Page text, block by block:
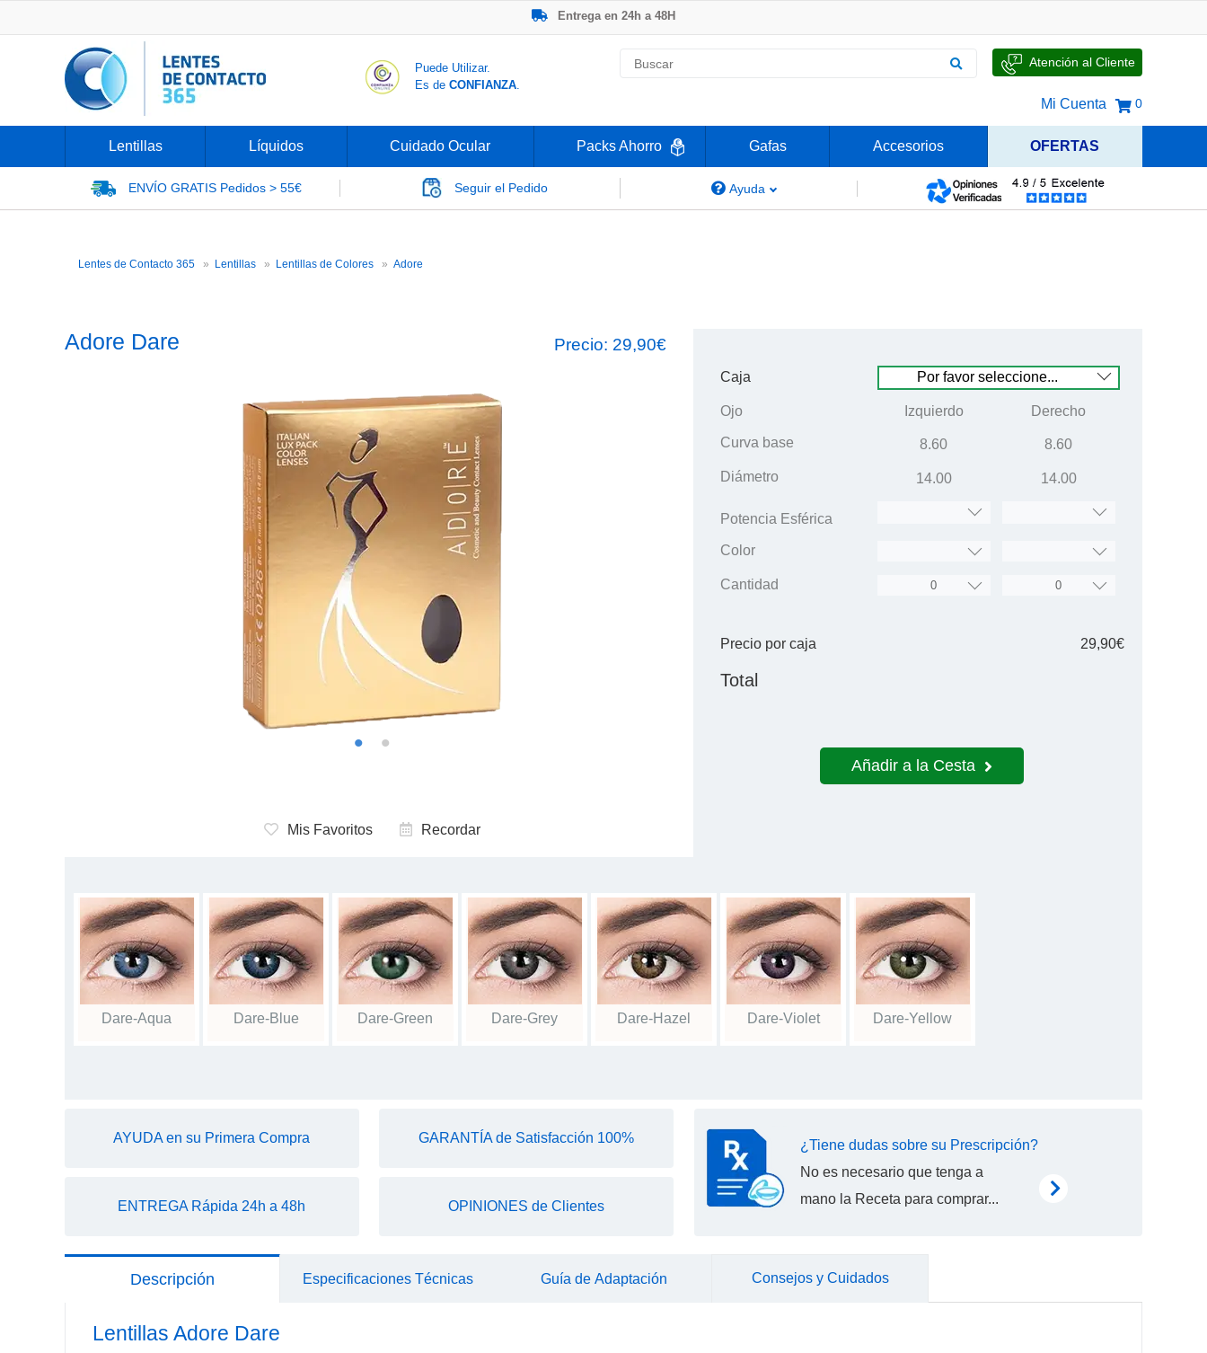
Entrega en 24h a 48H
Nº1 en Opinión de los Clientes
Puede Utilizar.
Es de CONFIANZA.
Atención al Cliente
Mi Cuenta 0
Lentillas Líquidos Cuidado Ocular Packs Ahorro Gafas Accesorios OFERTAS
ENVÍO GRATIS Pedidos > 55€ Seguir el Pedido Ayuda
Lentes de Contacto 365 Lentillas Lentillas de Colores Adore
Adore Dare Precio: 29,90€
Mis Favoritos Recordar
Caja
Ojo Izquierdo Derecho
Curva base 8.60 8.60
Diámetro 14.00 14.00
Potencia Esférica
Color
Cantidad
Precio por caja 29,90€
Total
Añadir a la Cesta
Dare-Aqua Dare-Blue Dare-Green Dare-Grey Dare-Hazel Dare-Violet Dare-Yellow
AYUDA en su Primera Compra
ENTREGA Rápida 24h a 48h
GARANTÍA de Satisfacción 100%
OPINIONES de Clientes
¿Tiene dudas sobre su Prescripción?
No es necesario que tenga a
mano la Receta para comprar...
Descripción Especificaciones Técnicas Guía de Adaptación Consejos y Cuidados
Lentillas Adore Dare